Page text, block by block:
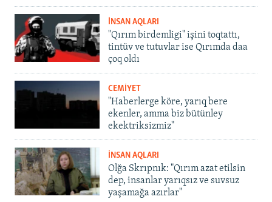
İNSAN AQLARI
"Qırım birdemligi" işini toqtattı,
tintüv ve tutuvlar ise Qırımda daa
çoq oldı
CEMİYET
"Haberlerge köre, yarıq bere
ekenler, amma biz bütünley
ekektriksizmiz"
İNSAN AQLARI
Olğa Skrıpnık: "Qırım azat etilsin
dep, insanlar yarıqsız ve suvsuz
yaşamağa azırlar"